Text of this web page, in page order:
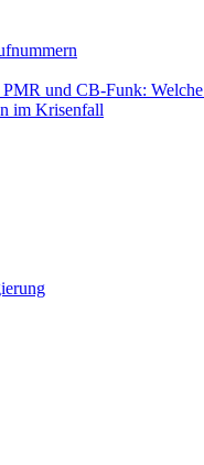
PMR und CB-Funk:
im Krisenfall